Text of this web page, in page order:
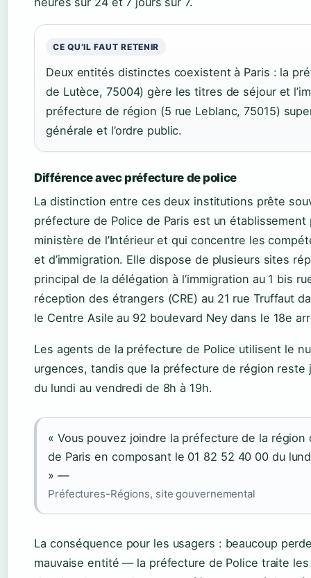
CE QU’IL FAUT RETENIR
Deux entités distinctes coexistent à Paris : la
de Lutèce, 75004) gère les titres de séjour et
préfecture de région (5 rue Leblanc, 75015)
générale et l’ordre public.
Différence avec préfecture de police
La distinction entre ces deux institutions prête
préfecture de Police de Paris est un établissement
ministère de l’Intérieur et qui concentre les
et d’immigration. Elle dispose de plusieurs sites
principal de la délégation à l’immigration au 1 bis
réception des étrangers (CRE) au 21 rue Truffaut
le Centre Asile au 92 boulevard Ney dans le 18e
Les agents de la préfecture de Police utilisent le
urgences, tandis que la préfecture de région reste
du lundi au vendredi de 8h à 19h.
« Vous pouvez joindre la préfecture de la
de Paris en composant le 01 82 52 40 00 du
» —
Préfectures-Régions, site gouvernemental
La conséquence pour les usagers : beaucoup
mauvaise entité — la préfecture de Police traite